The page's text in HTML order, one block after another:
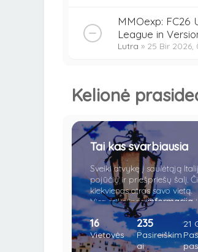
MMOexp: FC26
League in
Lutra » 25 Bir 2026,
Kelionė
Tai kas svarbiausia
Sveiki atvykę į saulėtąją
pojūčių ir priešpriešų šalį.
kiekvienas atras savo vietą.
Visa reikalingainformacija
16
Vietovės
235
Pasireiškim
ai
21